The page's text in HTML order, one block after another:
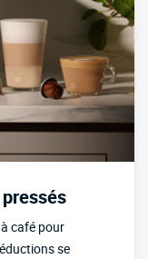
café pour
se